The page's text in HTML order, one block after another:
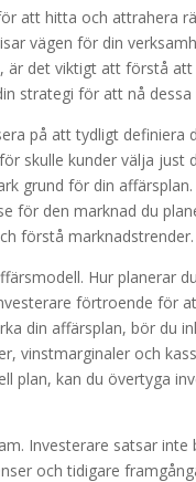
att hitta och attrahera
vägen för din
är det viktigt att förstå
strategi för att nå dessa
på att tydligt definiera
skulle kunder välja just
grund för din
för den marknad du
förstå marknadstrender.
Hur planerar
förtroende för
din affärsplan, bör du
vinstmarginaler och
plan, kan du övertyga
Investerare satsar inte
och tidigare